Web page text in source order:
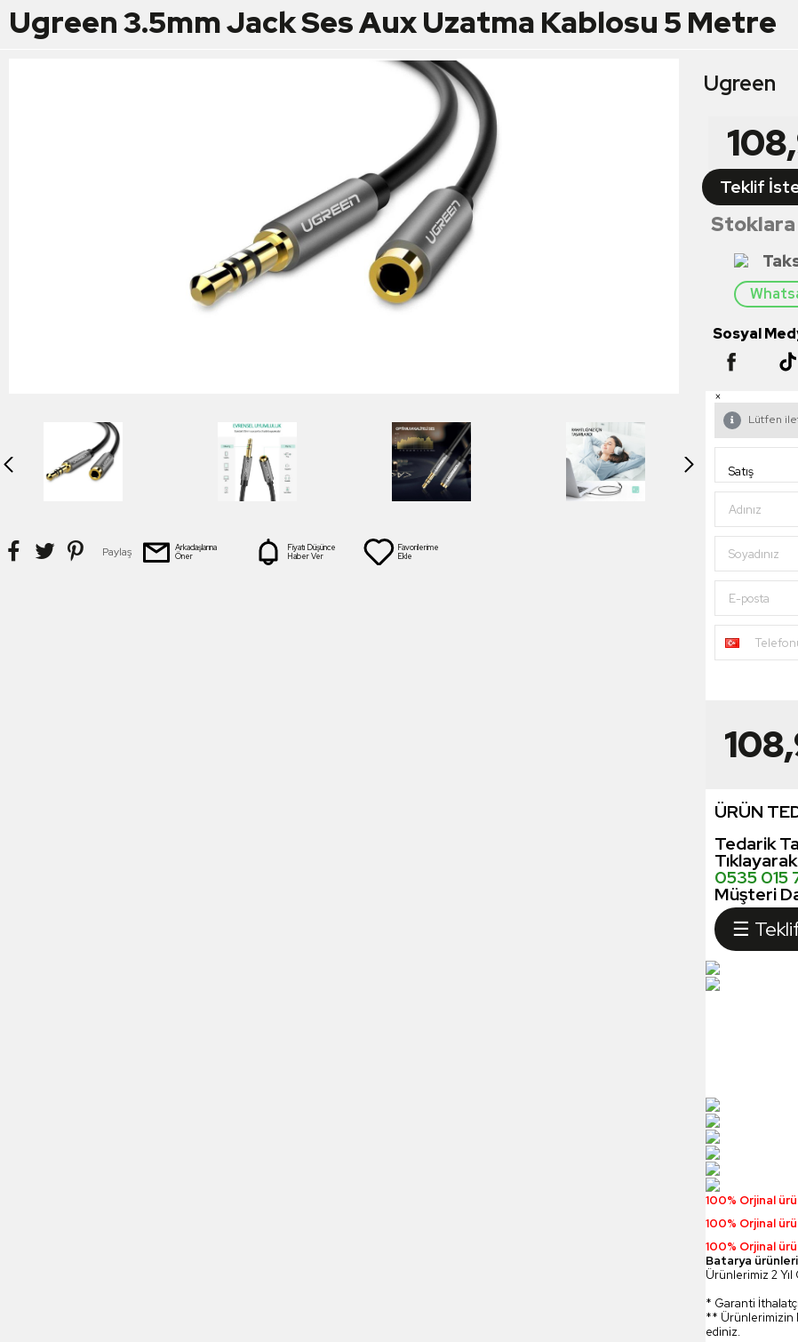
Ugreen 3.5mm Jack Ses Aux Uzatma Kablosu 5 Metre
Paylaş
Arkadaşlarına
Öner
Fiyatı Düşünce
Haber Ver
Favorilerime
Ekle
Ugreen
Teklif
Stoklara
Sosyal
×
Lütfen
Adınız
Soyadınız
E-posta
ÜRÜN
Tedarik
0535 015
Müşteri
☰
100% Orjinal
100% Orjinal
100% Orjinal
Batarya
Ürünlerimiz 2
* Garanti
** Ürünlerimizin
ediniz.